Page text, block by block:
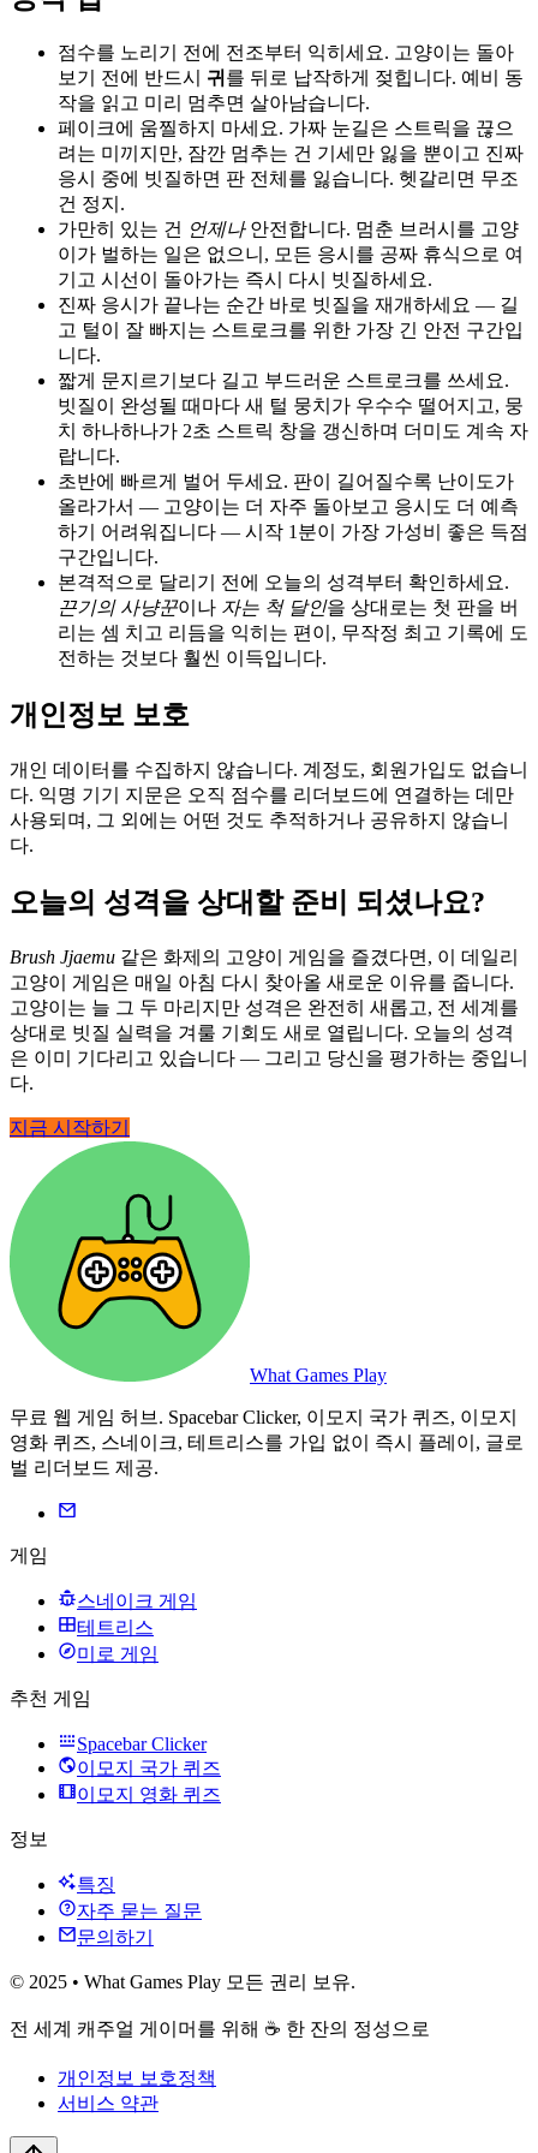
점수를 노리기 전에 전조부터 익히세요. 고양이는 돌아
보기 전에 반드시 귀 를 뒤로 납작하게 젖힙니다. 예비 동
작을 읽고 미리 멈추면 살아남습니다.
페이크에 움찔하지 마세요. 가짜 눈길은 스트릭을 끊으
려는 미끼지만, 잠깐 멈추는 건 기세만 잃을 뿐이고 진짜
응시 중에 빗질하면 판 전체를 잃습니다. 헷갈리면 무조
건 정지.
가만히 있는 건 언제나안전합니다. 멈춘 브러시를 고양
이가 벌하는 일은 없으니, 모든 응시를 공짜 휴식으로 여
기고 시선이 돌아가는 즉시 다시 빗질하세요.
진짜 응시가 끝나는 순간 바로 빗질을 재개하세요 — 길
고 털이 잘 빠지는 스트로크를 위한 가장 긴 안전 구간입
니다.
짧게 문지르기보다 길고 부드러운 스트로크를 쓰세요.
빗질이 완성될 때마다 새 털 뭉치가 우수수 떨어지고, 뭉
치 하나하나가 2초 스트릭 창을 갱신하며 더미도 계속 자
랍니다.
초반에 빠르게 벌어 두세요. 판이 길어질수록 난이도가
올라가서 — 고양이는 더 자주 돌아보고 응시도 더 예측
하기 어려워집니다 — 시작 1분이 가장 가성비 좋은 득점
구간입니다.
본격적으로 달리기 전에 오늘의 성격부터 확인하세요.
끈기의 사냥꾼이나 자는 척 달인을 상대로는 첫 판을 버
리는 셈 치고 리듬을 익히는 편이, 무작정 최고 기록에 도
전하는 것보다 훨씬 이득입니다.
개인정보 보호
개인 데이터를 수집하지 않습니다. 계정도, 회원가입도 없습니
다. 익명 기기 지문은 오직 점수를 리더보드에 연결하는 데만
사용되며, 그 외에는 어떤 것도 추적하거나 공유하지 않습니
다.
오늘의 성격을 상대할 준비 되셨나요?
Brush Jjaemu 같은 화제의 고양이 게임을 즐겼다면, 이 데일리
고양이 게임은 매일 아침 다시 찾아올 새로운 이유를 줍니다.
고양이는 늘 그 두 마리지만 성격은 완전히 새롭고, 전 세계를
상대로 빗질 실력을 겨룰 기회도 새로 열립니다. 오늘의 성격
은 이미 기다리고 있습니다 — 그리고 당신을 평가하는 중입니
다.
지금 시작하기
What Games Play
무료 웹 게임 허브. Spacebar Clicker, 이모지 국가 퀴즈, 이모지
영화 퀴즈, 스네이크, 테트리스를 가입 없이 즉시 플레이, 글로
벌 리더보드 제공.
게임
스네이크 게임
테트리스
미로 게임
추천 게임
Spacebar Clicker
이모지 국가 퀴즈
이모지 영화 퀴즈
정보
특징
자주 묻는 질문
문의하기
© 2025 • What Games Play 모든 권리 보유.
전 세계 캐주얼 게이머를 위해 ☕️ 한 잔의 정성으로
개인정보 보호정책
서비스 약관